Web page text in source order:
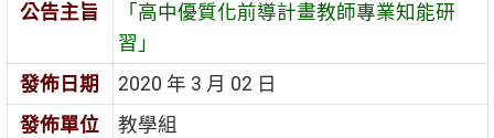
公告主旨
「高中優質化前導計畫教師專業知能研
習」
發佈日期
2020 年 3 月 02 日
發佈單位
教學組